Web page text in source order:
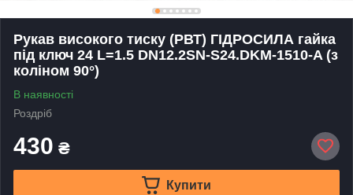
Рукав високого тиску (РВТ) ГІДРОСИЛА гайка
під ключ 24 L=1.5 DN12.2SN-S24.DKM-1510-A (з
коліном 90°)
В наявності
Роздріб
430 ₴
Купити